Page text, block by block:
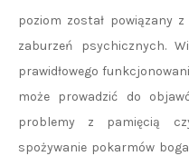
poziom został powiązany
zaburzeń psychicznych.
prawidłowego
może prowadzić do
problemy z pamięcią
spożywanie pokarmów